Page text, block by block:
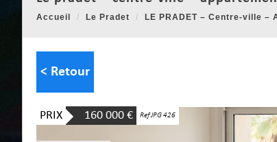
Accueil Le Pradet LE PRADET – Centre-ville
< Retour
PRIX 160 000 € Ref JPG 426